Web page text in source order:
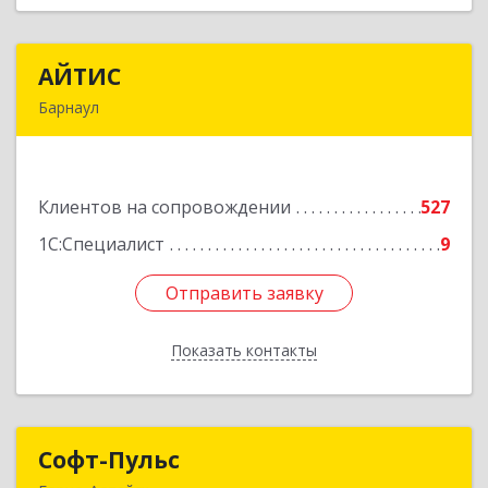
АЙТИС
Барнаул
Клиентов на сопровождении
527
1С:Специалист
9
Отправить заявку
Показать контакты
Подробнее
Отправить заявку
Назад
Софт-Пульс